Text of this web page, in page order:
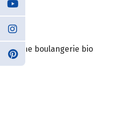
Arsène
44830